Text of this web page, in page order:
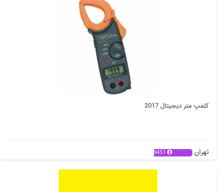
کلمپ متر دیجیتال 2017
تهران 9451